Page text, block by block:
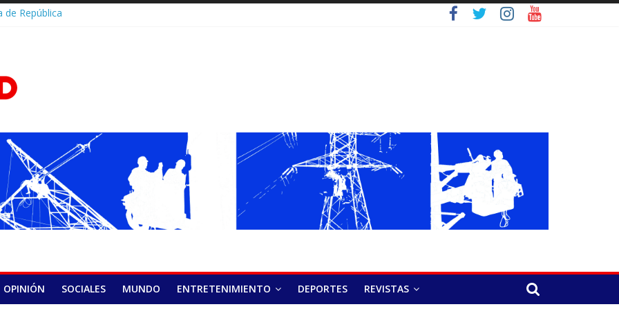
de República
esfuerzos
queda entre
en la
Panamá
abre su 15.ª
éxito en el
o se salta
cuándo puede
hepatitis virales
OPINIÓN SOCIALES MUNDO ENTRETENIMIENTO DEPORTES REVISTAS